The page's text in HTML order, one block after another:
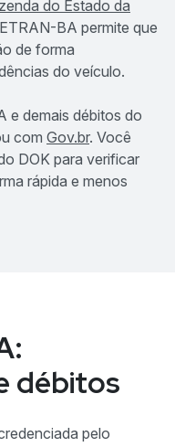
do Estado da
BA permite que
de forma
do veículo.
e demais débitos do
com Gov.br. Você
DOK para verificar
rápida e menos
débitos
pelo